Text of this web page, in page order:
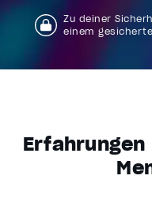
Zu deiner
einem